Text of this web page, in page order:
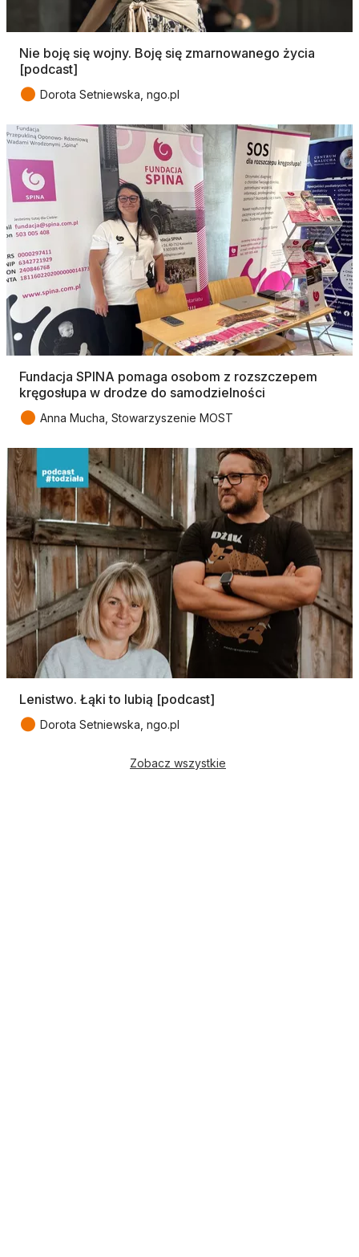
Nie boję się wojny. Boję się zmarnowanego życia
[podcast]
● Dorota Setniewska, ngo.pl
Fundacja SPINA pomaga osobom z rozszczepem
kręgosłupa w drodze do samodzielności
● Anna Mucha, Stowarzyszenie MOST
Lenistwo. Łąki to lubią [podcast]
● Dorota Setniewska, ngo.pl
Zobacz wszystkie